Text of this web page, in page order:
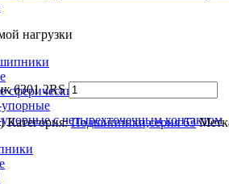
нагрузки
сферические
упорные
с четырехточечным контактом
6301 2RS
Категория:Подшипники,серия 63